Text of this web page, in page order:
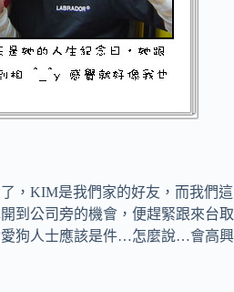
，KIM是我們家的好友，而我們這
到公司旁的機會，便趕緊跟來台取
愛狗人士應該是件…怎麼說…會高興